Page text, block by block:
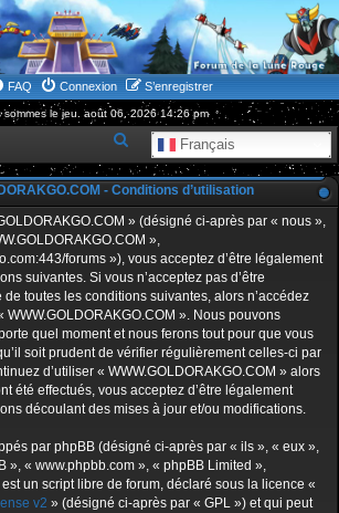
FAQ Connexion S’enregistrer
sommes le jeu. août 06, 2026 14:26 pm
Français
e
c
h
e
r
c
e
r
- Conditions d’utilisation
» (désigné ci-après par « nous »,
»,
forums »), vous acceptez d’être légalement
suivantes. Si vous n’acceptez pas d’être
toutes les conditions suivantes, alors n’accédez
WWW.GOLDORAKGO.COM ». Nous pouvons
quel moment et nous ferons tout pour que vous
soit prudent de vérifier régulièrement celles-ci par
d’utiliser « WWW.GOLDORAKGO.COM » alors
été effectués, vous acceptez d’être légalement
découlant des mises à jour et/ou modifications.
par phpBB (désigné ci-après par « ils », « eux »,
», « www.phpbb.com », « phpBB Limited »,
un script libre de forum, déclaré sous la licence «
v2 » (désigné ci-après par « GPL ») et qui peut